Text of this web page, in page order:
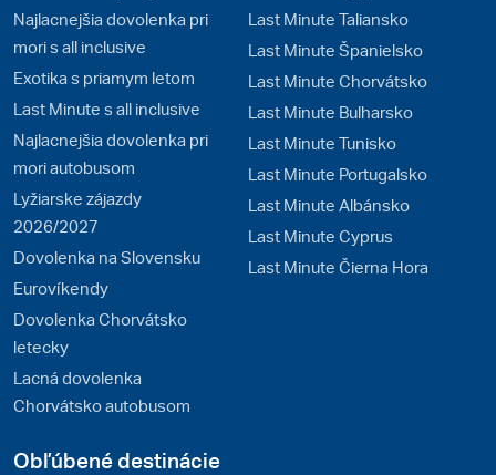
Najlacnejšia dovolenka pri
mori s all inclusive
Exotika s priamym letom
Last Minute s all inclusive
Najlacnejšia dovolenka pri
mori autobusom
Lyžiarske zájazdy
2026/2027
Dovolenka na Slovensku
Eurovíkendy
Dovolenka Chorvátsko
letecky
Lacná dovolenka
Chorvátsko autobusom
Last Minute Taliansko
Last Minute Španielsko
Last Minute Chorvátsko
Last Minute Bulharsko
Last Minute Tunisko
Last Minute Portugalsko
Last Minute Albánsko
Last Minute Cyprus
Last Minute Čierna Hora
Obľúbené destinácie